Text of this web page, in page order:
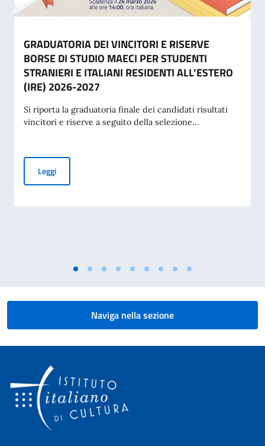
GRADUATORIA DEI VINCITORI E RISERVE
BORSE DI STUDIO MAECI PER STUDENTI
STRANIERI E ITALIANI RESIDENTI ALL’ESTERO
(IRE) 2026-2027
Si riporta la graduatoria finale dei candidati risultati
vincitori e riserve a seguito della selezione...
LeggiGRADUATORIA DEI VINCITORI E RISERVE BORSE DI
Naviga nella sezione